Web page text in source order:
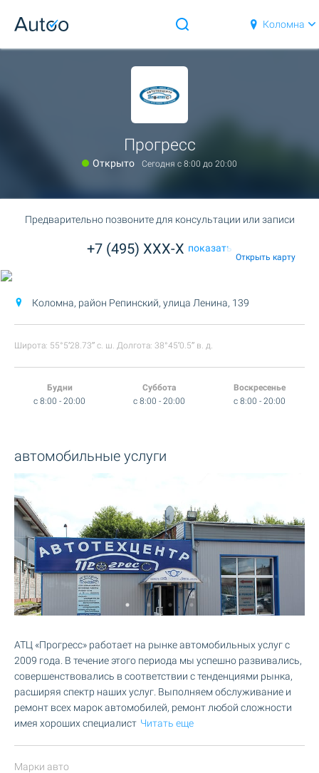
Коломна
Прогресс
Открыто Сегодня c 8:00 до 20:00
Предварительно позвоните для консультации или записи
+7 (495) XXX-X показать
Открыть карту
Коломна, район Репинский, улица Ленина, 139
Широта: 55°5′28.73″ с. ш. Долгота: 38°45′0.5″ в. д.
Будни
c 8:00 - 20:00
Суббота
c 8:00 - 20:00
Воскресенье
c 8:00 - 20:00
автомобильные услуги
АТЦ «Прогресс» работает на рынке автомобильных услуг с
2009 года. В течение этого периода мы успешно развивались,
совершенствовались в соответствии с тенденциями рынка,
расширяя спектр наших услуг. Выполняем обслуживание и
ремонт всех марок автомобилей, ремонт любой сложности
имея хороших специалист Читать еще
Марки авто